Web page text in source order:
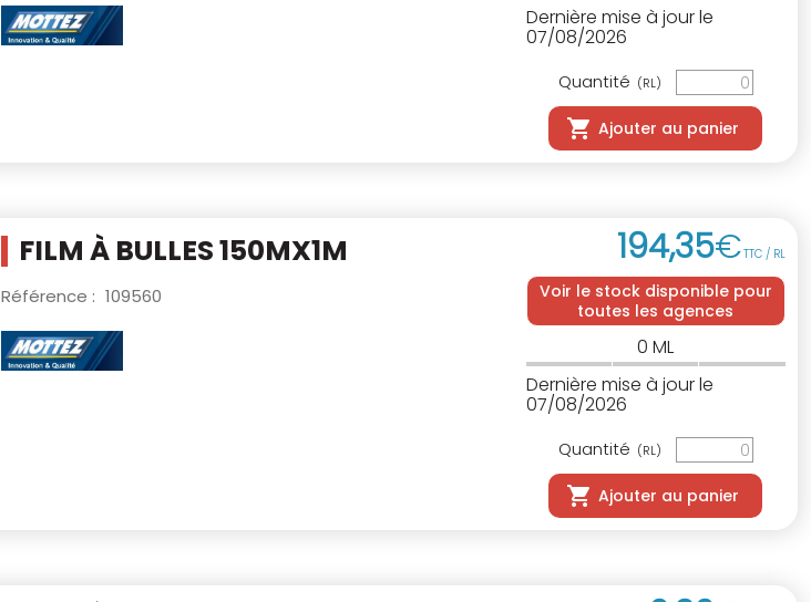
Dernière mise à jour le
07/08/2026
Quantité (RL)
Ajouter au panier
FILM À BULLES 150MX1M
Référence : 109560
194,35€TTC / RL
Voir le stock disponible pour
toutes les agences
0 ML
Dernière mise à jour le
07/08/2026
Quantité (RL)
Ajouter au panier